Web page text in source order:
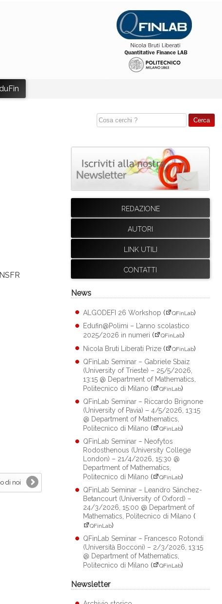
di noi
REDAZIONE
AUTORI
LINK UTILI
CONTATTI
News
ALGODEFI 26 Workshop ( QFinLab)
Edufin@Polimi – L’anno scolastico
2025/2026 in numeri ( QFinLab)
Nicola Bruti Liberati Prize ( QFinLab)
QFinLab Seminar – Gabriele Sbaiz
(University of Trieste) – 25/5/2026,
13:15 @ Department of Mathematics,
Politecnico di Milano ( QFinLab)
QFinLab Seminar – Riccardo Brignone
(University of Pavia) – 4/5/2026, 13:15
@ Department of Mathematics,
Politecnico di Milano ( QFinLab)
QFinLab Seminar – Neofytos
Rodosthenous (University College
London) – 21/4/2026, 15:30 @
Department of Mathematics,
Politecnico di Milano ( QFinLab)
QFinLab Seminar – Leandro Sánchez-
Betancourt (University of Oxford) –
24/3/2026, 15:00 @ Department of
Mathematics, Politecnico di Milano (
QFinLab)
QFinLab Seminar – Francesco Rotondi
(Università Bocconi) – 2/3/2026, 13:15
@ Department of Mathematics,
Politecnico di Milano ( QFinLab)
Newsletter